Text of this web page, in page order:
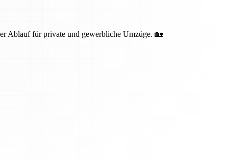
Ablauf für private und gewerbliche Umzüge. 🏡